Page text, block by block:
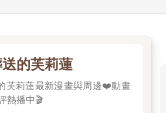
的芙莉蓮
芙莉蓮最新漫畫與周邊❤️動畫
熱播中🎬